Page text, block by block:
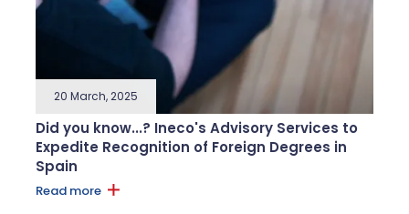
20 March, 2025
Did you know...? Ineco's Advisory Services to
Expedite Recognition of Foreign Degrees in
Spain
Read more